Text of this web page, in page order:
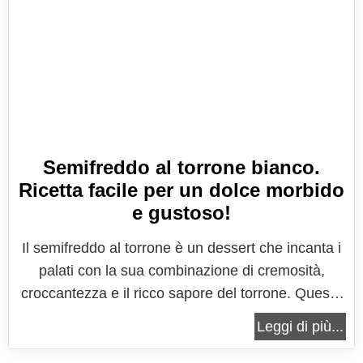
Semifreddo al torrone bianco.
Ricetta facile per un dolce morbido
e gustoso!
Il semifreddo al torrone è un dessert che incanta i
palati con la sua combinazione di cremosità,
croccantezza e il ricco sapore del torrone. Questa
deliziosa preparazione unisce l'eleganza della
tradizione italiana con la praticità di un dessert
Leggi di più...